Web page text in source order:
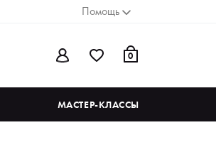
Помощь
0
МАСТЕР-КЛАССЫ